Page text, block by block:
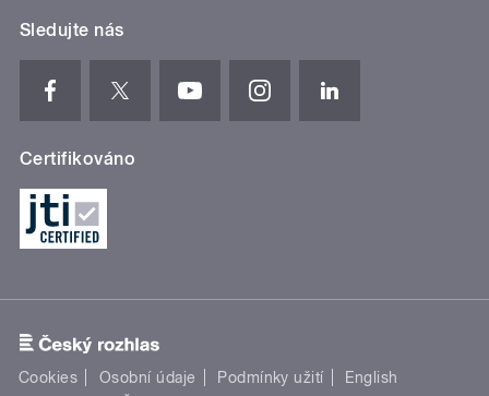
Sledujte nás
Certifikováno
Cookies Osobní údaje Podmínky užití
English